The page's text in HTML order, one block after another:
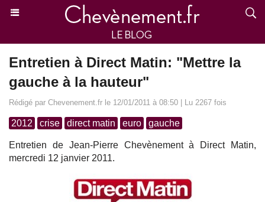
Entretien à Direct Matin: "Mettre la
gauche à la hauteur"
Rédigé par Chevenement.fr le 12/01/2011 à 08:50 | Lu 2267 fois
2012 crise direct matin euro gauche
Entretien de Jean-Pierre Chevènement à Direct Matin,
mercredi 12 janvier 2011.